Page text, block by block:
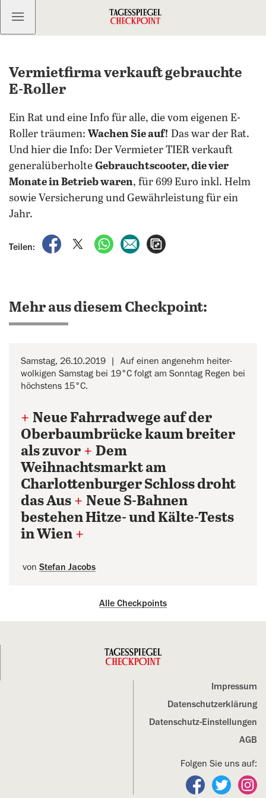
Kostenlos anmelden
Vermietfirma verkauft gebrauchte
E-Roller
Ein Rat und eine Info für alle, die vom eigenen E-
Roller träumen: Wachen Sie auf! Das war der Rat.
Und hier die Info: Der Vermieter TIER verkauft
generalüberholte Gebrauchtscooter, die vier
Monate in Betrieb waren, für 699 Euro inkl. Helm
sowie Versicherung und Gewährleistung für ein
Jahr.
Teilen:
auf Facebook teilen
auf X teilenper WhatsApp teilen
per E-Mail teilen
Mehr aus diesem Checkpoint:
Samstag, 26.10.2019
Auf einen angenehm heiter-
wolkigen Samstag bei 19°C folgt am Sonntag Regen bei
höchstens 15°C.
+ Neue Fahrradwege auf der
Oberbaumbrücke kaum breiter
als zuvor + Dem
Weihnachtsmarkt am
Charlottenburger Schloss droht
das Aus + Neue S-Bahnen
bestehen Hitze- und Kälte-Tests
in Wien +
von Stefan Jacobs
Alle Checkpoints
Impressum
Datenschutz­erklärung
Datenschutz-Einstellungen
AGB
Folgen Sie uns auf:
Folgen Sie